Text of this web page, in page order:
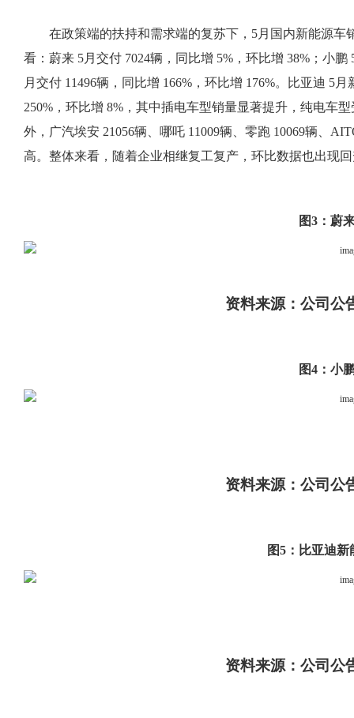
在政策端的扶持和需求端的复苏下， 5月国内新能源车
看：蔚来 5月交付 7024辆，同比增 5%，环比增 38%；小
月交付 11496辆，同比增 166%，环比增 176%。比亚迪 5
250%，环比增 8%，其中插电车型销量显著提升，纯电车
外，广汽埃安 21056辆、哪吒 11009辆、零跑 10069辆、
高。整体来看，随着企业相继复工复产，环比数据也出现
图3：蔚
资料来源：公司公
图4：小
资料来源：公司公
图5：比亚迪新
资料来源：公司公